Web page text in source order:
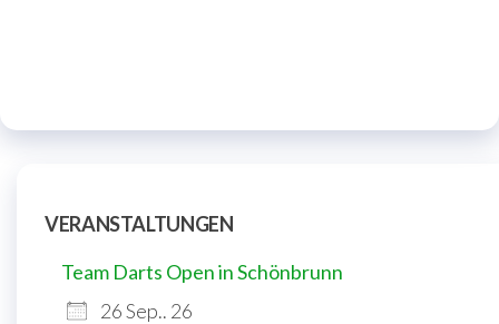
VERANSTALTUNGEN
Team Darts Open in Schönbrunn
26 Sep.. 26